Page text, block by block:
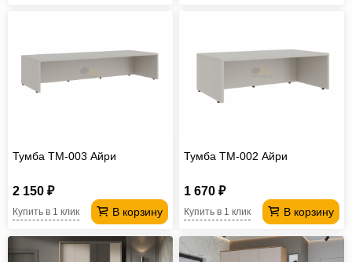
Тумба ТМ-003 Айри
2 150 ₽
В корзину
Купить в 1 клик
Тумба ТМ-002 Айри
1 670 ₽
В корзину
Купить в 1 клик